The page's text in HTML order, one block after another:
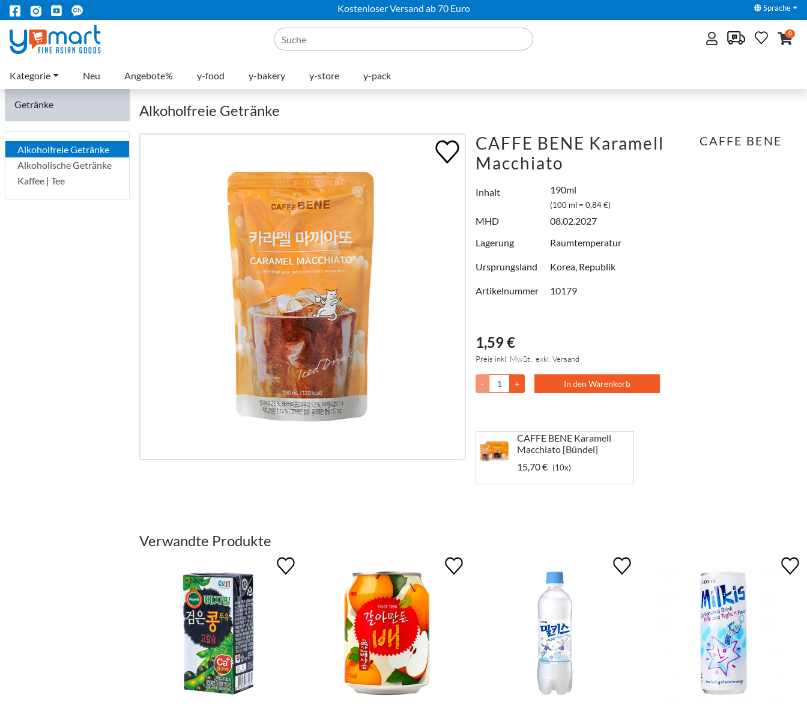
Kostenloser Versand ab 70 Euro Sprache
0
Kategorie Neu Angebote% y-food y-bakery y-store y-pack
Getränke
Alkoholfreie Getränke
Alkoholische Getränke
Kaffee | Tee
Alkoholfreie Getränke
CAFFE BENE Karamell
Macchiato
Inhalt 190ml
(100 ml = 0,84 €)
MHD
08.02.2027
Lagerung
Raumtemperatur
Ursprungsland Korea, Republik
Artikelnummer 10179
CAFFE BENE
1,59 €
Preis inkl. MwSt., exkl. Versand
- + In den Warenkorb
CAFFE BENE Karamell
Macchiato [Bündel]
15,70 € (10x)
Verwandte Produkte